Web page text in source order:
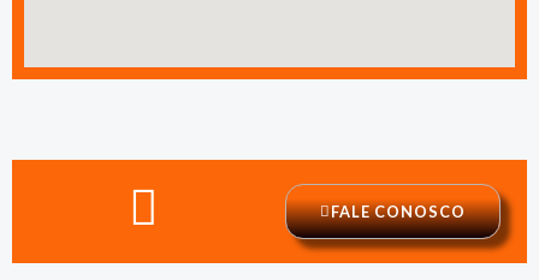
FALE CONOSCO